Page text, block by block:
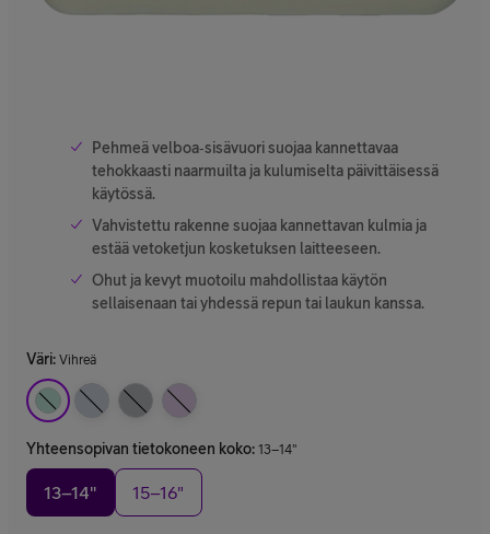
Pehmeä velboa‑sisävuori suojaa kannettavaa
tehokkaasti naarmuilta ja kulumiselta päivittäisessä
käytössä.
Vahvistettu rakenne suojaa kannettavan kulmia ja
estää vetoketjun kosketuksen laitteeseen.
Ohut ja kevyt muotoilu mahdollistaa käytön
sellaisenaan tai yhdessä repun tai laukun kanssa.
Väri: Vihreä
Yhteensopivan tietokoneen koko: 13–14"
13–14" 15–16"